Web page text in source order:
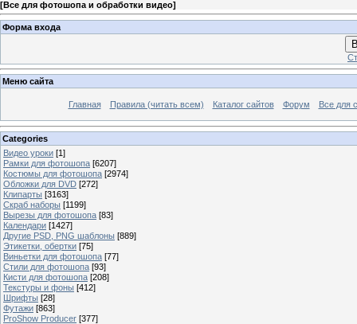
[Все для фотошопа и обработки видео]
Форма входа
Меню сайта
Главная Правила (читать всем) Каталог сайтов Форум Все для
Categories
Видео уроки [1]
Рамки для фотошопа [6207]
Костюмы для фотошопа [2974]
Обложки для DVD [272]
Клипарты [3163]
Скраб наборы [1199]
Вырезы для фотошопа [83]
Календари [1427]
Другие PSD, PNG шаблоны [889]
Этикетки, обертки [75]
Виньетки для фотошопа [77]
Стили для фотошопа [93]
Кисти для фотошопа [208]
Текстуры и фоны [412]
Шрифты [28]
Футажи [863]
ProShow Producer [377]